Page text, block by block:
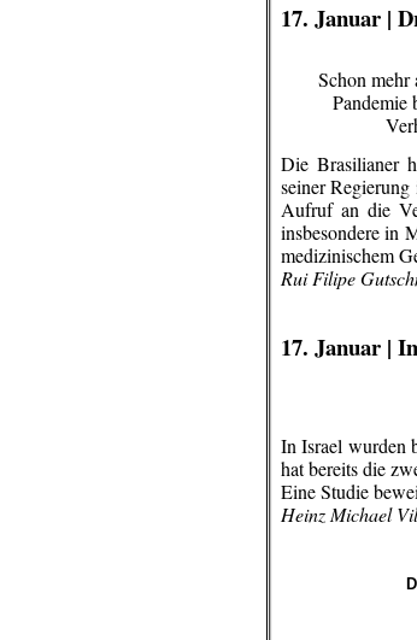
17. Januar |
Schon mehr
Pandemie
Die Brasilianer
seiner
Aufruf an die
insbesondere in
medizinischem
Rui Filipe
17. Januar |
In Israel wurden
hat bereits die
Eine Studie
Heinz Michael